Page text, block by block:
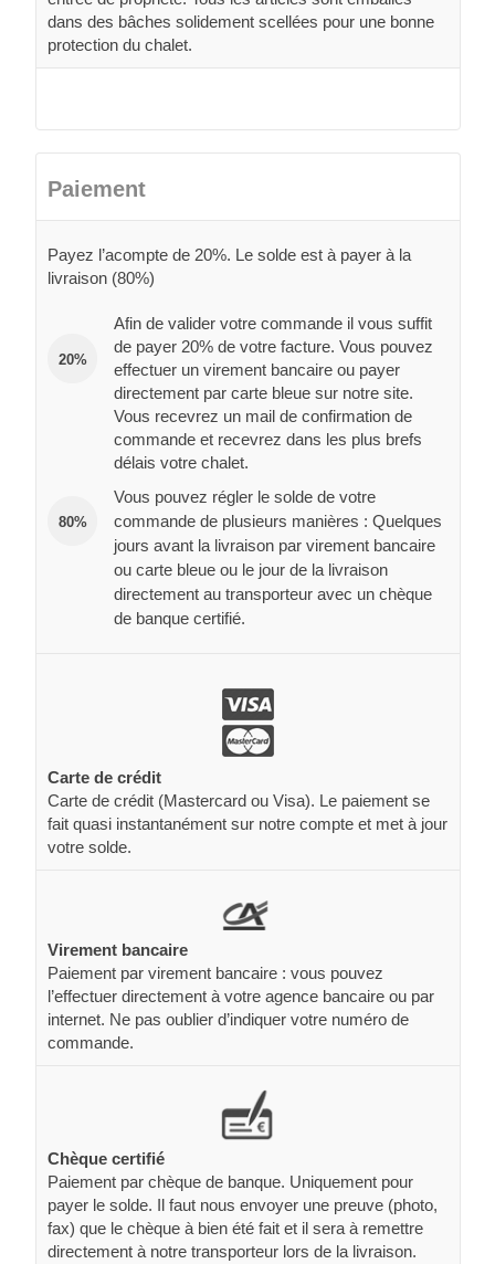
dans des bâches solidement scellées pour une bonne
protection du chalet.
Paiement
Payez l’acompte de 20%. Le solde est à payer à la
livraison (80%)
20%
Afin de valider votre commande il vous suffit
de payer 20% de votre facture. Vous pouvez
effectuer un virement bancaire ou payer
directement par carte bleue sur notre site.
Vous recevrez un mail de confirmation de
commande et recevrez dans les plus brefs
délais votre chalet.
80%
Vous pouvez régler le solde de votre
commande de plusieurs manières : Quelques
jours avant la livraison par virement bancaire
ou carte bleue ou le jour de la livraison
directement au transporteur avec un chèque
de banque certifié.
Carte de crédit
Carte de crédit (Mastercard ou Visa). Le paiement se
fait quasi instantanément sur notre compte et met à jour
votre solde.
Virement bancaire
Paiement par virement bancaire : vous pouvez
l’effectuer directement à votre agence bancaire ou par
internet. Ne pas oublier d’indiquer votre numéro de
commande.
Chèque certifié
Paiement par chèque de banque. Uniquement pour
payer le solde. Il faut nous envoyer une preuve (photo,
fax) que le chèque à bien été fait et il sera à remettre
directement à notre transporteur lors de la livraison.